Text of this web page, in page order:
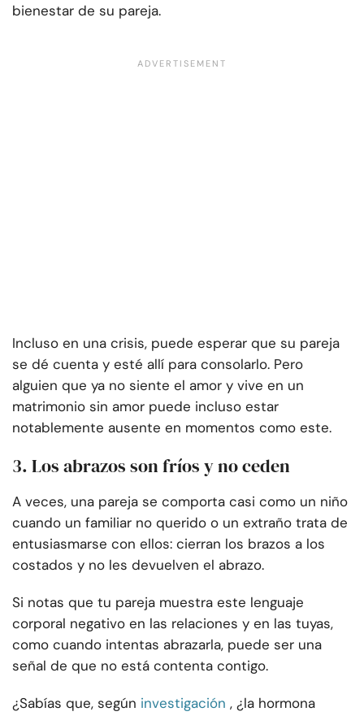
bienestar de su pareja.
Incluso en una crisis, puede esperar que su pareja
se dé cuenta y esté allí para consolarlo. Pero
alguien que ya no siente el amor y vive en un
matrimonio sin amor puede incluso estar
notablemente ausente en momentos como este.
3. Los abrazos son fríos y no ceden
A veces, una pareja se comporta casi como un niño
cuando un familiar no querido o un extraño trata de
entusiasmarse con ellos: cierran los brazos a los
costados y no les devuelven el abrazo.
Si notas que tu pareja muestra este lenguaje
corporal negativo en las relaciones y en las tuyas,
como cuando intentas abrazarla, puede ser una
señal de que no está contenta contigo.
¿Sabías que, según investigación , ¿la hormona